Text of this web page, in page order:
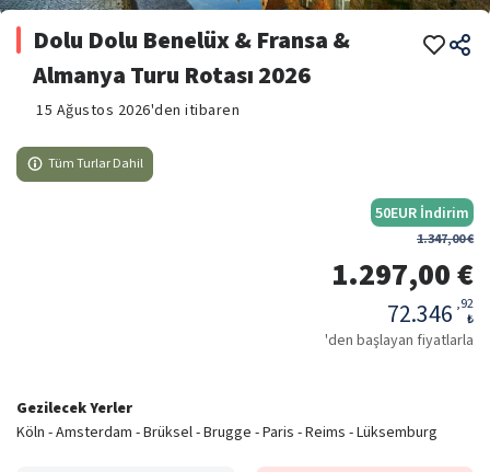
Dolu Dolu Benelüx & Fransa &
Almanya Turu Rotası 2026
15 Ağustos 2026'den itibaren
Tüm Turlar Dahil
50EUR İndirim
1.347,00 €
1.297,00 €
72.346 ,92
₺
'den başlayan fiyatlarla
Gezilecek Yerler
Köln - Amsterdam - Brüksel - Brugge - Paris - Reims - Lüksemburg